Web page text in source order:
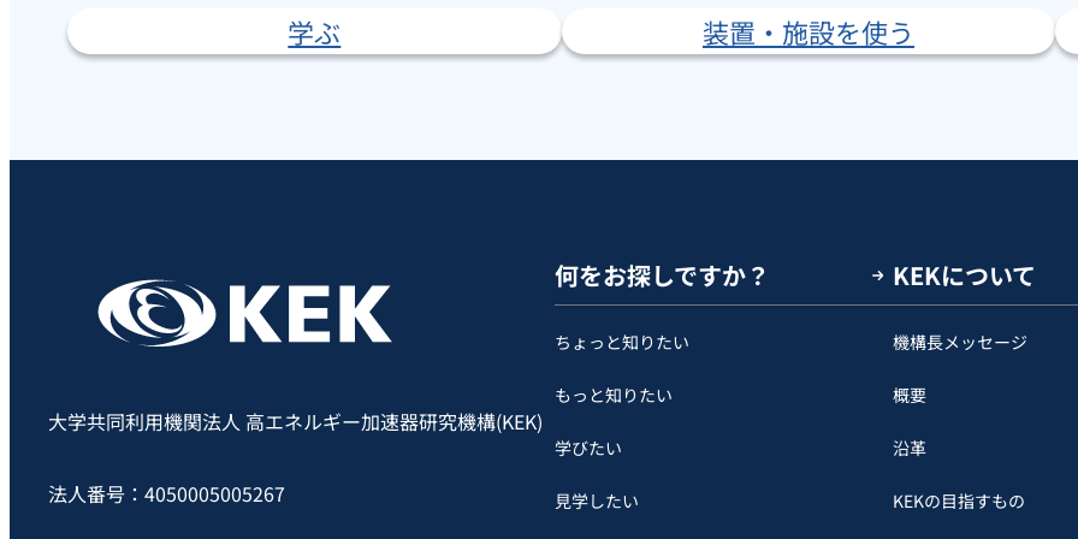
学ぶ 装置・施設を使う
大学共同利用機関法人 高エネルギー加速器研究機構(KEK)
法人番号：4050005005267
何をお探しですか？
ちょっと知りたい
もっと知りたい
学びたい
見学したい
KEKについて
機構長メッセージ
概要
沿革
KEKの目指すもの